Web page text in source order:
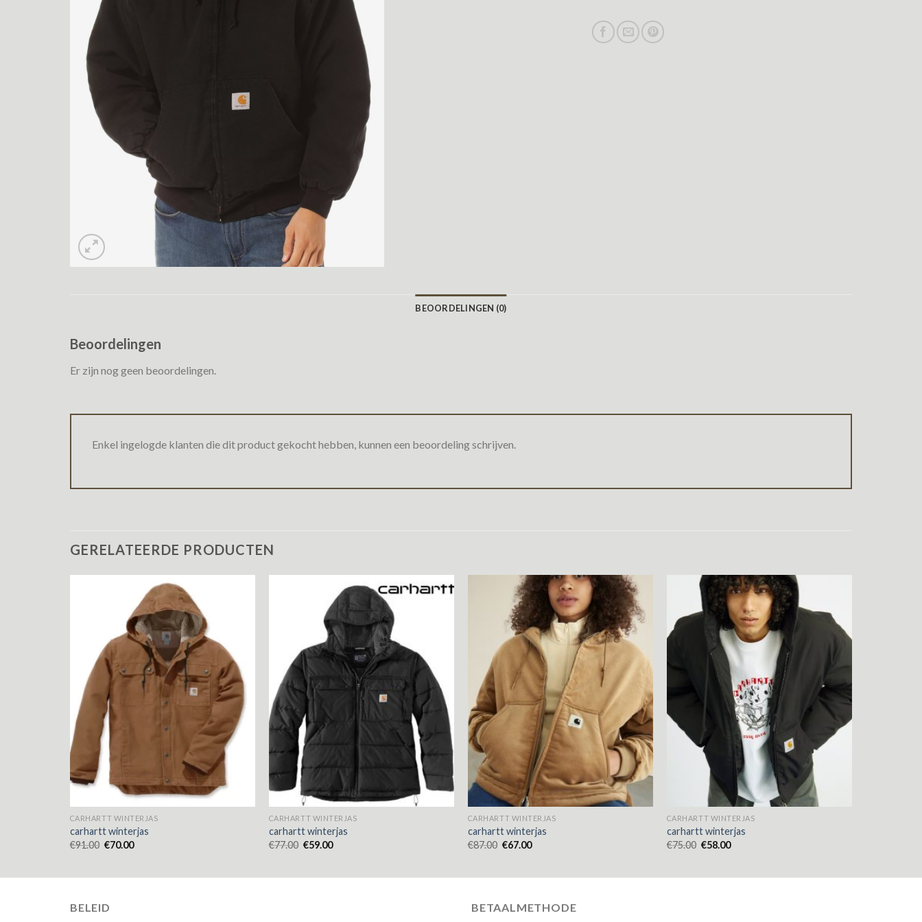
BEOORDELINGEN (0)
Beoordelingen
Er zijn nog geen beoordelingen.
Enkel ingelogde klanten die dit product gekocht hebben, kunnen een beoordeling schrijven.
GERELATEERDE PRODUCTEN
CARHARTT WINTERJAS
carhartt winterjas
€91.00 €70.00
CARHARTT WINTERJAS
carhartt winterjas
€77.00 €59.00
CARHARTT WINTERJAS
carhartt winterjas
€87.00 €67.00
CARHARTT WINTERJAS
carhartt winterjas
€75.00 €58.00
BELEID BETAALMETHODE